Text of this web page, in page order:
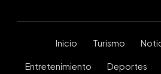
Inicio Turismo
Entretenimiento Deportes